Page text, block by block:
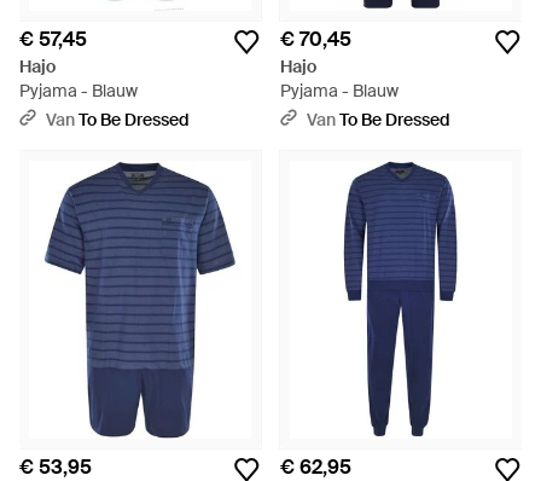
€ 57,45
Hajo
Pyjama - Blauw
VanTo Be Dressed
€ 70,45
Hajo
Pyjama - Blauw
VanTo Be Dressed
€ 53,95 € 62,95